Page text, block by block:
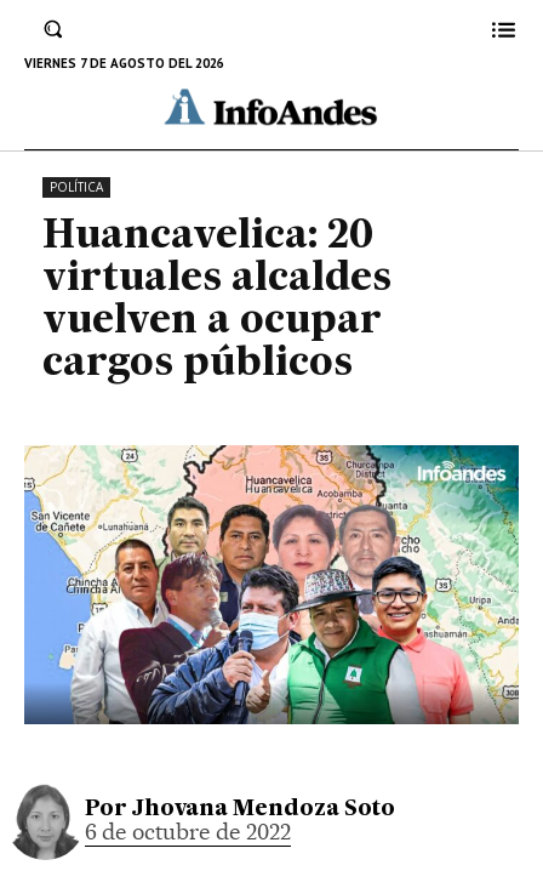
VIERNES 7 DE AGOSTO DEL 2026
alcaldes vuelven a ocupar cargos
públicos
6 DE OCTUBRE DE 2022
POLÍTICA
Huancavelica: 20
virtuales alcaldes
vuelven a ocupar
cargos públicos
Por Jhovana Mendoza Soto
6 de octubre de 2022